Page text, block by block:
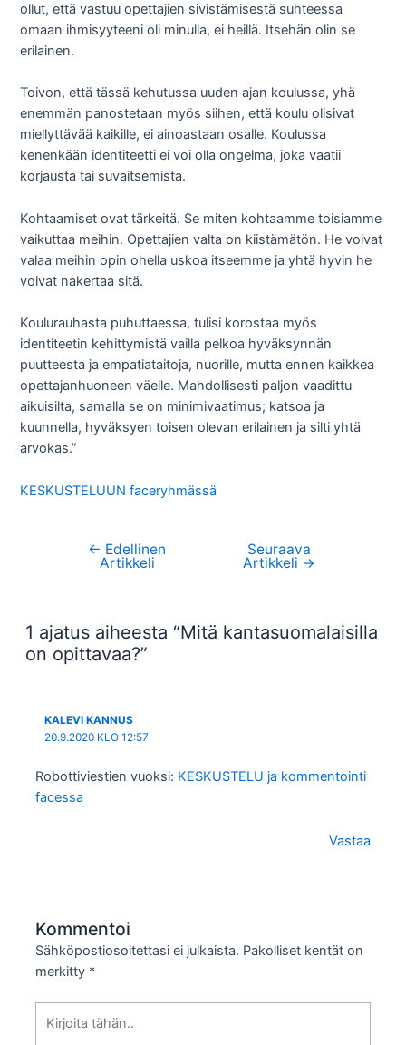
ollut, että vastuu opettajien sivistämisestä suhteessa
omaan ihmisyyteeni oli minulla, ei heillä. Itsehän olin se
erilainen.
Toivon, että tässä kehutussa uuden ajan koulussa, yhä
enemmän panostetaan myös siihen, että koulu olisivat
miellyttävää kaikille, ei ainoastaan osalle. Koulussa
kenenkään identiteetti ei voi olla ongelma, joka vaatii
korjausta tai suvaitsemista.
Kohtaamiset ovat tärkeitä. Se miten kohtaamme toisiamme
vaikuttaa meihin. Opettajien valta on kiistämätön. He voivat
valaa meihin opin ohella uskoa itseemme ja yhtä hyvin he
voivat nakertaa sitä.
Koulurauhasta puhuttaessa, tulisi korostaa myös
identiteetin kehittymistä vailla pelkoa hyväksynnän
puutteesta ja empatiataitoja, nuorille, mutta ennen kaikkea
opettajanhuoneen väelle. Mahdollisesti paljon vaadittu
aikuisilta, samalla se on minimivaatimus; katsoa ja
kuunnella, hyväksyen toisen olevan erilainen ja silti yhtä
arvokas.”
KESKUSTELUUN faceryhmässä
Artikkelien
← Edellinen
Artikkeli
Seuraava
Artikkeli →
1 ajatus aiheesta “Mitä kantasuomalaisilla
on opittavaa?”
KALEVI KANNUS
20.9.2020 KLO 12:57
Robottiviestien vuoksi: KESKUSTELU ja kommentointi
facessa
Vastaa
Kommentoi
Sähköpostiosoitettasi ei julkaista. Pakolliset kentät on
merkitty *
tähän..